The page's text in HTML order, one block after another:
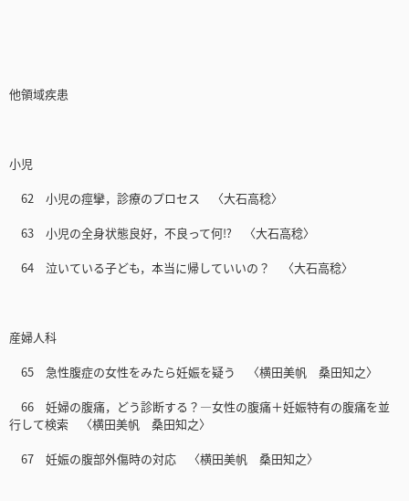
他領域疾患
小児
62 小児の痙攣，診療のプロセス 〈大石高稔〉
63 小児の全身状態良好，不良って何⁉ 〈大石高稔〉
64 泣いている子ども，本当に帰していいの？ 〈大石高稔〉
産婦人科
65 急性腹症の女性をみたら妊娠を疑う 〈横田美帆 桑田知之〉
66 妊婦の腹痛，どう診断する？―女性の腹痛＋妊娠特有の腹痛を並
行して検索 〈横田美帆 桑田知之〉
67 妊娠の腹部外傷時の対応 〈横田美帆 桑田知之〉